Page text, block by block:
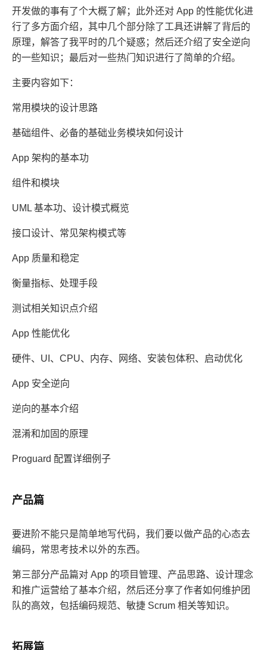
开发做的事有了个大概了解；此外还对 App 的性能优化进
行了多方面介绍，其中几个部分除了工具还讲解了背后的
原理，解答了我平时的几个疑惑；然后还介绍了安全逆向
的一些知识；最后对一些热门知识进行了简单的介绍。
主要内容如下：
常用模块的设计思路
基础组件、必备的基础业务模块如何设计
App 架构的基本功
组件和模块
UML 基本功、设计模式概览
接口设计、常见架构模式等
App 质量和稳定
衡量指标、处理手段
测试相关知识点介绍
App 性能优化
硬件、UI、CPU、内存、网络、安装包体积、启动优化
App 安全逆向
逆向的基本介绍
混淆和加固的原理
Proguard 配置详细例子
产品篇
要进阶不能只是简单地写代码，我们要以做产品的心态去
编码，常思考技术以外的东西。
第三部分产品篇对 App 的项目管理、产品思路、设计理念
和推广运营给了基本介绍，然后还分享了作者如何维护团
队的高效，包括编码规范、敏捷 Scrum 相关等知识。
拓展篇